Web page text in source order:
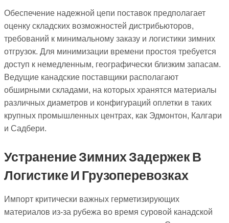
Обеспечение надежной цепи поставок предполагает
оценку складских возможностей дистрибьюторов,
требований к минимальному заказу и логистики зимних
отгрузок. Для минимизации времени простоя требуется
доступ к немедленным, географически близким запасам.
Ведущие канадские поставщики располагают
обширными складами, на которых хранятся материалы
различных диаметров и конфигураций оплетки в таких
крупных промышленных центрах, как Эдмонтон, Калгари
и Садбери.
Устранение Зимних Задержек В
Логистике И Грузоперевозках
Импорт критически важных герметизирующих
материалов из-за рубежа во время суровой канадской